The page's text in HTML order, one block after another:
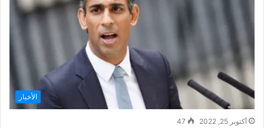
الأخبار
أكتوبر 25, 2022 47